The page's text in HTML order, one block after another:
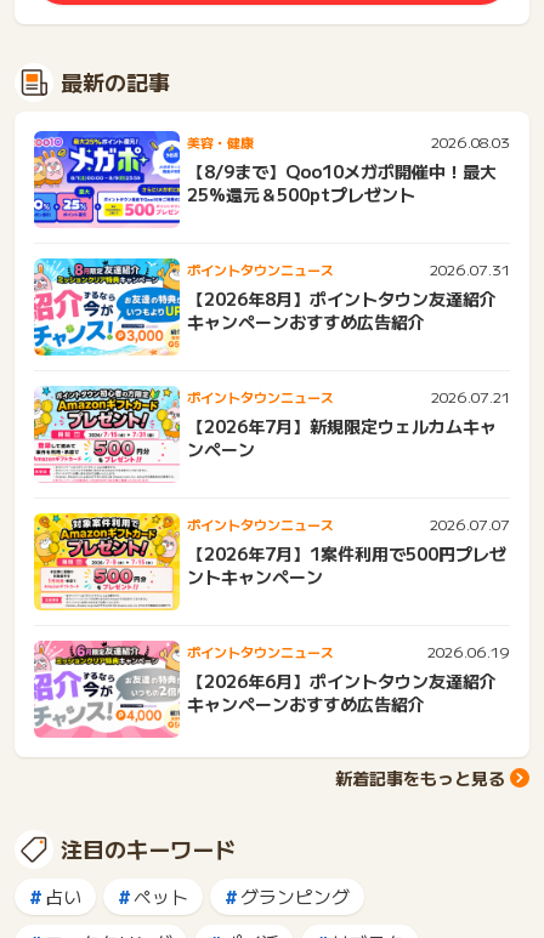
最新の記事
美容・健康 2026.08.03
【8/9まで】Qoo10メガポ開催中！最大
25%還元＆500ptプレゼント
ポイントタウンニュース 2026.07.31
【2026年8月】ポイントタウン友達紹介
キャンペーンおすすめ広告紹介
ポイントタウンニュース 2026.07.21
【2026年7月】新規限定ウェルカムキャ
ンペーン
ポイントタウンニュース 2026.07.07
【2026年7月】1案件利用で500円プレゼ
ントキャンペーン
ポイントタウンニュース 2026.06.19
【2026年6月】ポイントタウン友達紹介
キャンペーンおすすめ広告紹介
新着記事をもっと見る
注目のキーワード
占い ペット
グランピング